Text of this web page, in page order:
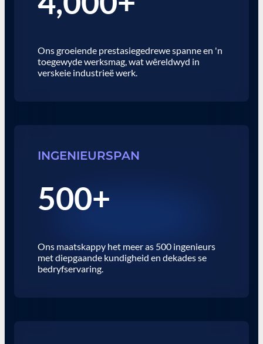
Ons groeiende prestasiegedrewe spanne en 'n
toegewyde werksmag, wat wêreldwyd in
verskeie industrieë werk.
INGENIEURSPAN
500+
Ons maatskappy het meer as 500 ingenieurs
met diepgaande kundigheid en dekades se
bedryfservaring.